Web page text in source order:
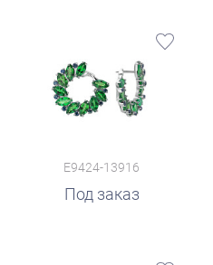
E9424-13916
Под заказ
руб.